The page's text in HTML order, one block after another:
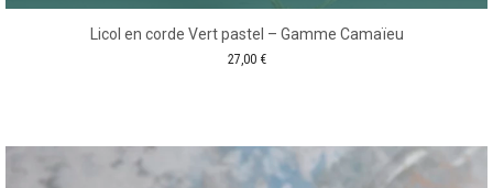
Licol en corde Vert pastel – Gamme Camaïeu
27,00 €